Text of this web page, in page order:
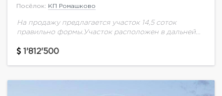
Посёлок: КП Ромашково
На продажу предлагается участок 14,5 соток
правильно формы.Участок расположен в дальней
несколько участков сразу, увеличив общий размер
1'812'500